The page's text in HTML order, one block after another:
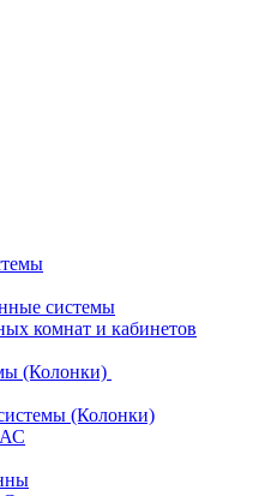
системы
комнат и кабинетов
(Колонки)
(Колонки)
АС